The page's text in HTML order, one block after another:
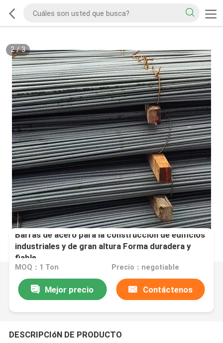
2/3
Barras de acero para la construcción de edificios
industriales y de gran altura Forma duradera y
fiable
MOQ：1 Ton Precio：negotiable
Mejor precio Contáctenos
DESCRIPCIóN DE PRODUCTO